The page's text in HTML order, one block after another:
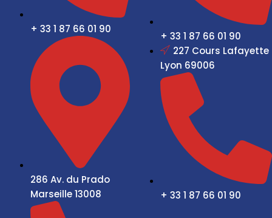
+ 33 1 87 66 01 90
286 Av. du Prado
Marseille 13008
+ 33 1 87 66 01 90
227 Cours Lafayette
Lyon 69006
+ 33 1 87 66 01 90